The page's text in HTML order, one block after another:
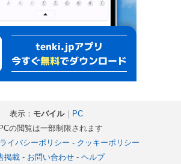
表示： モバイル｜ PC
の閲覧は一部制限されます
イバシーポリシー - クッキーポリシー
掲載- お問い合わせ- ヘルプ